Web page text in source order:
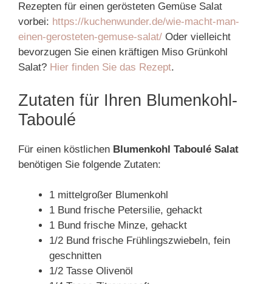
Rezepten für einen gerösteten Gemüse Salat
vorbei: https://kuchenwunder.de/wie-macht-man-
einen-gerosteten-gemuse-salat/ Oder vielleicht
bevorzugen Sie einen kräftigen Miso Grünkohl
Salat? Hier finden Sie das Rezept.
Zutaten für Ihren Blumenkohl-
Taboulé
Für einen köstlichen Blumenkohl Taboulé Salat
benötigen Sie folgende Zutaten:
1 mittelgroßer Blumenkohl
1 Bund frische Petersilie, gehackt
1 Bund frische Minze, gehackt
1/2 Bund frische Frühlingszwiebeln, fein
geschnitten
1/2 Tasse Olivenöl